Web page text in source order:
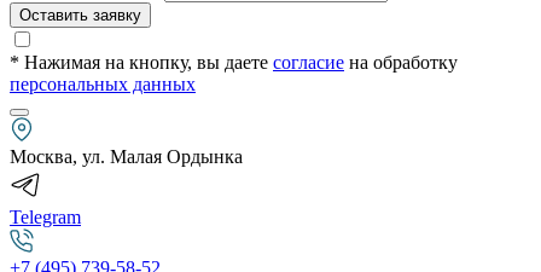
Оставить заявку
* Нажимая на кнопку, вы даете согласие на обработку
персональных данных
Москва, ул. Малая Ордынка
Telegram
+7 (495) 739-58-52